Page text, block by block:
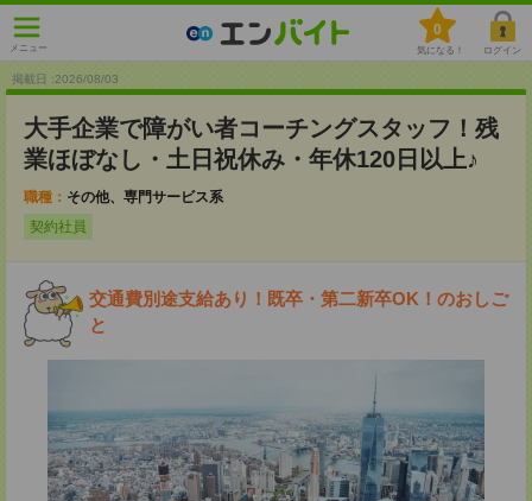
メニュー
0
気になる！ ログイン
掲載日 :2026/08/03
大手企業で障がい者コーチングスタッフ！残
業ほぼなし・土日祝休み・年休120日以上♪
職種： その他、専門サービス系
契約社員
交通費別途支給あり！既卒・第二新卒OK！のおしご
と